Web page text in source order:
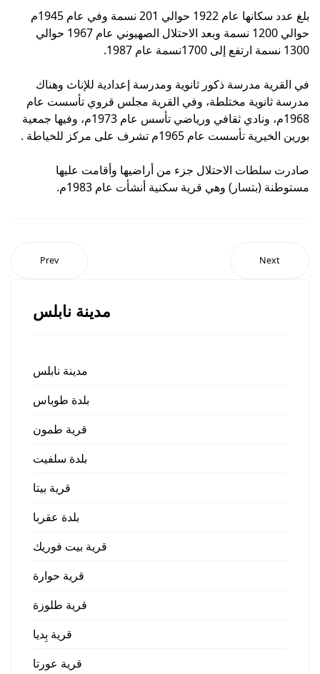
بلغ عدد سكانها عام 1922 حوالي 201 نسمة وفي عام 1945م
حوالي 1200 نسمة وبعد الاحتلال الصهيوني عام 1967 حوالي
1300 نسمة ارتفع إلى 1700نسمة عام 1987.
في القرية مدرسة ذكور ثانوية ومدرسة إعدادية للإناث وهناك
مدرسة ثانوية مختلطة، وفي القرية مجلس قروي تأسست عام
1968م، ونادي ثقافي ورياضي تأسس عام 1973م، وفيها جمعية
بورين الخيرية تأسست عام 1965م تشرف على مركز للخياطة .
صادرت سلطات الاحتلال جزء من أراضيها وأقامت عليها
مستوطنة (بتسار) وهي قرية سكنية أنشأت عام 1983م.
Prev Next
مدينة نابلس
مدينة نابلس
بلدة طوباس
قرية طمون
بلدة سلفيت
قرية بيتا
بلدة عقربا
قرية بيت فوريك
قرية حوارة
قرية طلوزة
قرية بِديا
قرية عورتا